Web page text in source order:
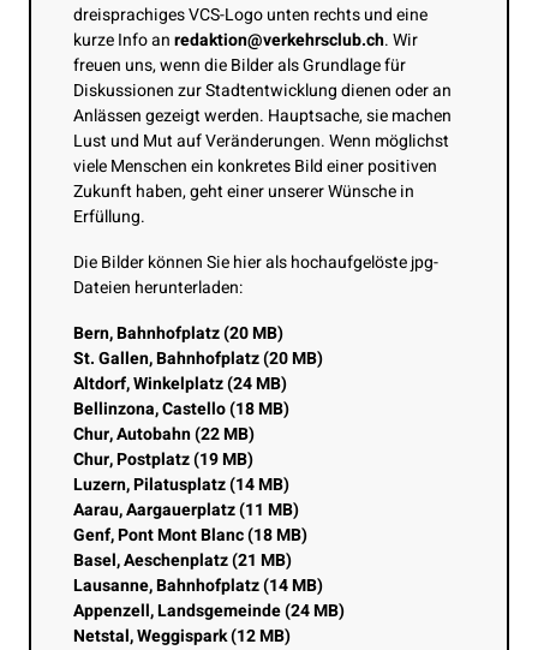
dreisprachiges VCS-Logo unten rechts und eine
kurze Info anredaktion@verkehrsclub.ch. Wir
freuen uns, wenn die Bilder als Grundlage für
Diskussionen zur Stadtentwicklung dienen oder an
Anlässen gezeigt werden. Hauptsache, sie machen
Lust und Mut auf Veränderungen. Wenn möglichst
viele Menschen ein konkretes Bild einer positiven
Zukunft haben, geht einer unserer Wünsche in
Erfüllung.
Die Bilder können Sie hier als hochaufgelöste jpg-
Dateien herunterladen:
Bern, Bahnhofplatz (20 MB)
St. Gallen, Bahnhofplatz (20 MB)
Altdorf, Winkelplatz (24 MB)
Bellinzona, Castello (18 MB)
Chur, Autobahn (22 MB)
Chur, Postplatz (19 MB)
Luzern, Pilatusplatz (14 MB)
Aarau, Aargauerplatz (11 MB)
Genf, Pont Mont Blanc (18 MB)
Basel, Aeschenplatz (21 MB)
Lausanne, Bahnhofplatz (14 MB)
Appenzell, Landsgemeinde (24 MB)
Netstal, Weggispark (12 MB)